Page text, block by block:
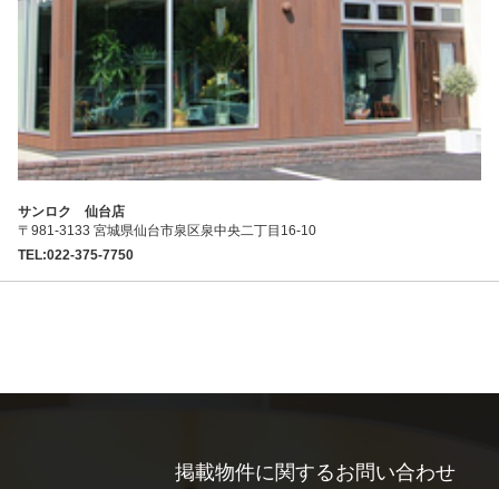
サンロク 仙台店
〒981-3133 宮城県仙台市泉区泉中央二丁目16-10
TEL:022-375-7750
掲載物件に関するお問い合わせ